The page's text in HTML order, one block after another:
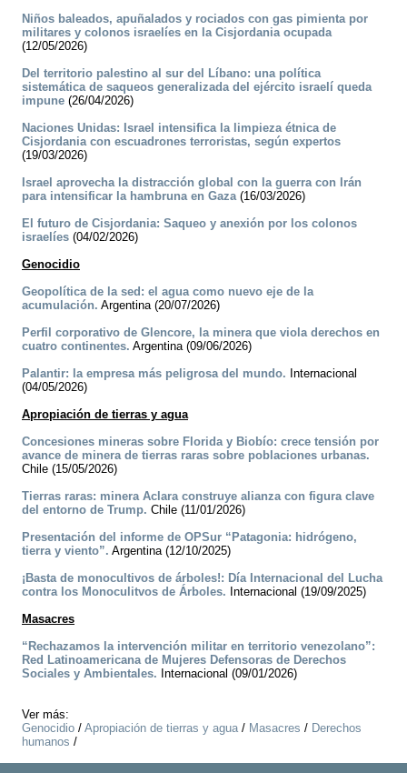
Niños baleados, apuñalados y rociados con gas pimienta por
militares y colonos israelíes en la Cisjordania ocupada
(12/05/2026)
Del territorio palestino al sur del Líbano: una política
sistemática de saqueos generalizada del ejército israelí queda
impune (26/04/2026)
Naciones Unidas: Israel intensifica la limpieza étnica de
Cisjordania con escuadrones terroristas, según expertos
(19/03/2026)
Israel aprovecha la distracción global con la guerra con Irán
para intensificar la hambruna en Gaza(16/03/2026)
El futuro de Cisjordania: Saqueo y anexión por los colonos
israelíes (04/02/2026)
Genocidio
Geopolítica de la sed: el agua como nuevo eje de la
acumulación. Argentina (20/07/2026)
Perfil corporativo de Glencore, la minera que viola derechos en
cuatro continentes. Argentina (09/06/2026)
Palantir: la empresa más peligrosa del mundo. Internacional
(04/05/2026)
Apropiación de tierras y agua
Concesiones mineras sobre Florida y Biobío: crece tensión por
avance de minera de tierras raras sobre poblaciones urbanas.
Chile (15/05/2026)
Tierras raras: minera Aclara construye alianza con figura clave
del entorno de Trump. Chile (11/01/2026)
Presentación del informe de OPSur “Patagonia: hidrógeno,
tierra y viento”. Argentina (12/10/2025)
¡Basta de monocultivos de árboles!: Día Internacional del Lucha
contra los Monoculitvos de Árboles. Internacional (19/09/2025)
Masacres
“Rechazamos la intervención militar en territorio venezolano”:
Red Latinoamericana de Mujeres Defensoras de Derechos
Sociales y Ambientales. Internacional (09/01/2026)
Ver más:
Genocidio / Apropiación de tierras y agua/ Masacres / Derechos
humanos /